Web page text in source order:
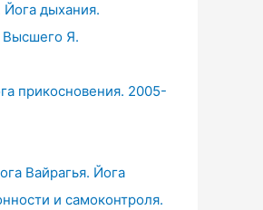
Йога дыхания.
Я.
прикосновения. 2005-
Вайрагья. Йога
и самоконтроля.